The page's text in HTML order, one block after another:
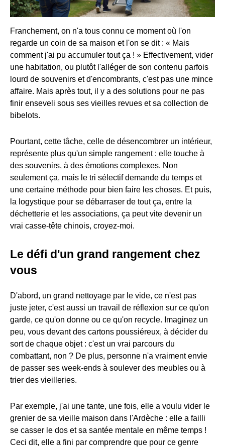
Franchement, on n'a tous connu ce moment où l'on
regarde un coin de sa maison et l'on se dit : « Mais
comment j'ai pu accumuler tout ça ! » Effectivement, vider
une habitation, ou plutôt l'alléger de son contenu parfois
lourd de souvenirs et d'encombrants, c'est pas une mince
affaire. Mais après tout, il y a des solutions pour ne pas
finir enseveli sous ses vieilles revues et sa collection de
bibelots.
Pourtant, cette tâche, celle de désencombrer un intérieur,
représente plus qu'un simple rangement : elle touche à
des souvenirs, à des émotions complexes. Non
seulement ça, mais le tri sélectif demande du temps et
une certaine méthode pour bien faire les choses. Et puis,
la logystique pour se débarraser de tout ça, entre la
déchetterie et les associations, ça peut vite devenir un
vrai casse-tête chinois, croyez-moi.
Le défi d'un grand rangement chez
vous
D'abord, un grand nettoyage par le vide, ce n'est pas
juste jeter, c'est aussi un travail de réflexion sur ce qu'on
garde, ce qu'on donne ou ce qu'on recycle. Imaginez un
peu, vous devant des cartons poussiéreux, à décider du
sort de chaque objet : c'est un vrai parcours du
combattant, non ? De plus, personne n'a vraiment envie
de passer ses week-ends à soulever des meubles ou à
trier des vieilleries.
Par exemple, j'ai une tante, une fois, elle a voulu vider le
grenier de sa vieille maison dans l'Ardèche : elle a failli
se casser le dos et sa santée mentale en même temps !
Ceci dit, elle a fini par comprendre que pour ce genre